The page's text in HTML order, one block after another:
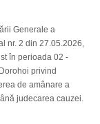
Generale a
nr. 2 din 27.05.2026,
în perioada 02 -
privind
de amânare a
judecarea cauzei.